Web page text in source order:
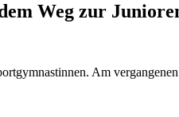
Weg zur
Am